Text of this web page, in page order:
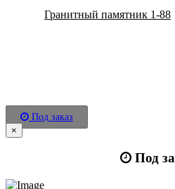
Гранитный памятник 1-88
Под заказ
×
Под